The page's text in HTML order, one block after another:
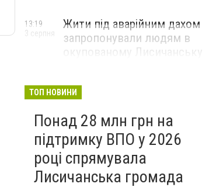
Жити під аварійним дахом
запропонували людям в
окупованому Лисичанську
13:19
3 серпня
ТОП НОВИНИ
Понад 28 млн грн на
підтримку ВПО у 2026
році спрямувала
Лисичанська громада